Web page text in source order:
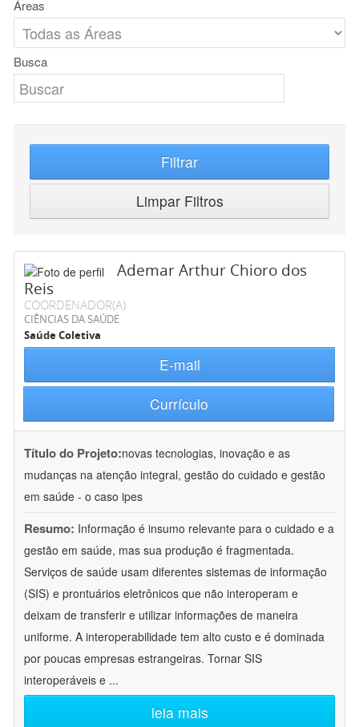
Áreas
Busca
Filtrar
Limpar Filtros
Ademar Arthur Chioro dos
Reis
COORDENADOR(A)
CIÊNCIAS DA SAÚDE
Saúde Coletiva
E-mail
Currículo
Título do Projeto:novas tecnologias, inovação e as
mudanças na atenção integral, gestão do cuidado e gestão
em saúde - o caso ipes
Resumo: Informação é insumo relevante para o cuidado e a
gestão em saúde, mas sua produção é fragmentada.
Serviços de saúde usam diferentes sistemas de informação
(SIS) e prontuários eletrônicos que não interoperam e
deixam de transferir e utilizar informações de maneira
uniforme. A interoperabilidade tem alto custo e é dominada
por poucas empresas estrangeiras. Tornar SIS
interoperáveis e ...
leia mais